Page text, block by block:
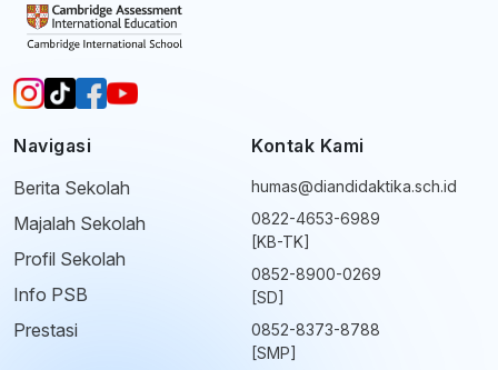
Navigasi
Berita Sekolah
Majalah Sekolah
Profil Sekolah
Info PSB
Prestasi
Kontak Kami
humas@diandidaktika.sch.id
0822-4653-6989
[KB-TK]
0852-8900-0269
[SD]
0852-8373-8788
[SMP]